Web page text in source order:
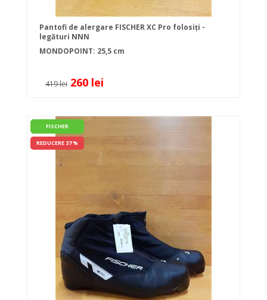
Pantofi de alergare FISCHER XC Pro folosiți -
legături NNN
MONDOPOINT: 25,5 cm
419 lei 260 lei
FISCHER
REDUCERE 37 %